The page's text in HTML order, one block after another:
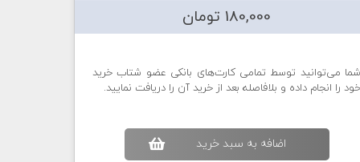
180,000 تومان
شما می‌توانید توسط تمامی کارت‌های بانکی عضو شتاب خرید
خود را انجام داده و بلافاصله بعد از خرید آن را دریافت نمایید.
اضافه به سبد خريد